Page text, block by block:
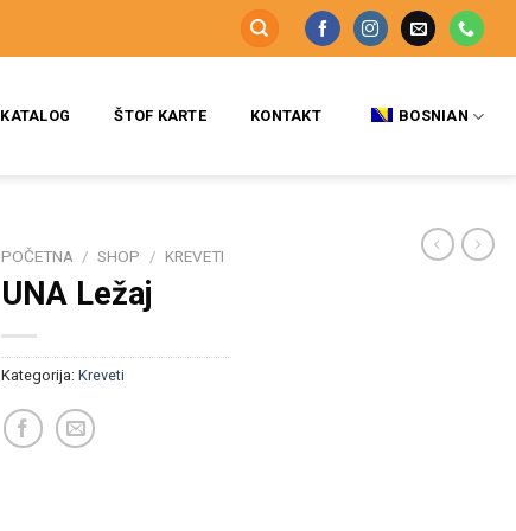
KATALOG ŠTOF KARTE KONTAKT BOSNIAN
POČETNA / SHOP / KREVETI
UNA Ležaj
Kategorija:Kreveti